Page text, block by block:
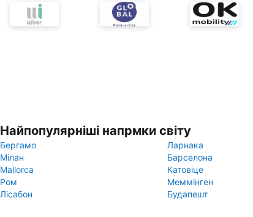
Найпопулярніші напрмки світу
Бергамо
Ларнака
Мілан
Барселона
Mallorca
Катовіце
Ром
Меммінген
Лісабон
Будапешт